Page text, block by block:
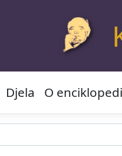
Djela O